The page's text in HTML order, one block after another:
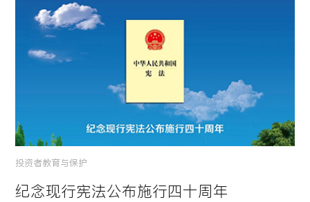
投资者教育与保护
纪念现行宪法公布施行四十周年